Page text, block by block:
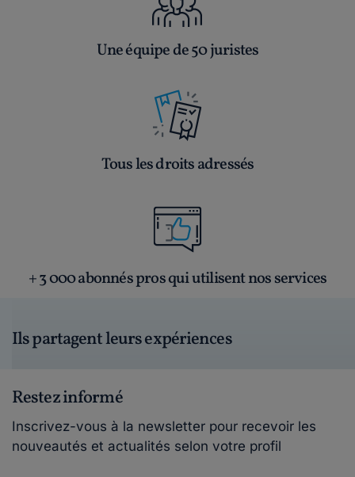
Une équipe de 50 juristes
Tous les droits adressés
+ 3 000 abonnés pros qui utilisent nos services
Ils partagent leurs expériences
Restez informé
Inscrivez-vous à la newsletter pour recevoir les
nouveautés et actualités selon votre profil